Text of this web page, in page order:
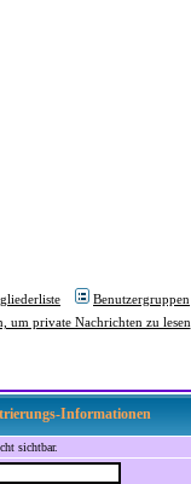
Benutzergruppen
um private Nachrichten zu lesen
Informationen
sichtbar.